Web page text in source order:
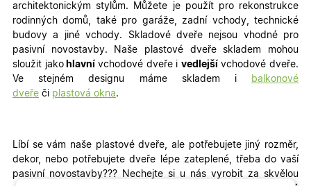
architektonickým stylům. Můžete je použít pro rekonstrukce
rodinných domů, také pro garáže, zadní vchody, technické
budovy a jiné vchody. Skladové dveře nejsou vhodné pro
pasivní novostavby. Naše plastové dveře skladem mohou
sloužit jakohlavní vchodové dveře i vedlejší vchodové dveře.
Ve stejném designu máme skladem i
balkonové
dveře či plastová okna.
Líbí se vám naše plastové dveře, ale potřebujete jiný rozměr,
dekor, nebo potřebujete dveře lépe zateplené, třeba do vaší
pasivní novostavby???
Nechejte si u nás vyrobit za skvělou